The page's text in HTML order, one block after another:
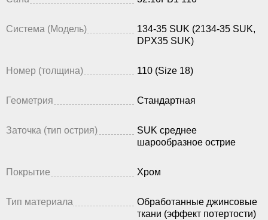
Система (Модель)
134-35 SUK (2134-35 SUK,
DPX35 SUK)
Номер (толщина) 110 (Size 18)
Геометрия Стандартная
Заточка (тип острия)
SUK среднее
шарообразное острие
Покрытие Хром
Тип материала
Обработанные джинсовые
ткани (эффект потертости)